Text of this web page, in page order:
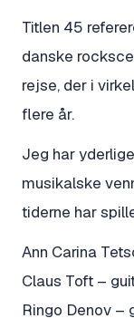
Titlen 45
danske
rejse, der i
flere år.
Jeg har
musikalske
tiderne har
Ann Carina
Claus Toft –
Ringo Denov –